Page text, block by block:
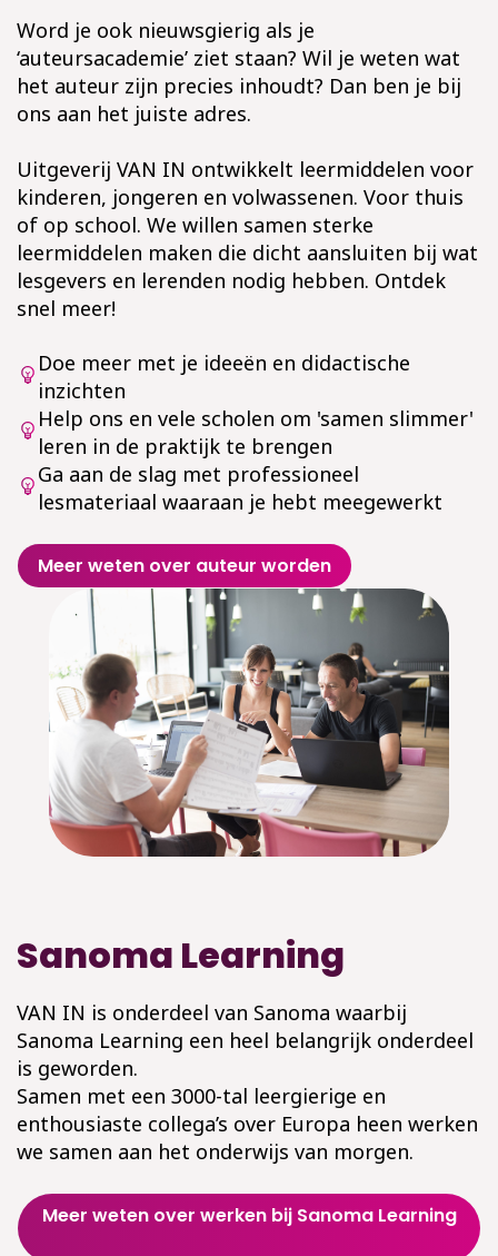
Word je ook nieuwsgierig als je
‘auteursacademie’ ziet staan? Wil je weten wat
het auteur zijn precies inhoudt? Dan ben je bij
ons aan het juiste adres.
Uitgeverij VAN IN ontwikkelt leermiddelen voor
kinderen, jongeren en volwassenen. Voor thuis
of op school. We willen samen sterke
leermiddelen maken die dicht aansluiten bij wat
lesgevers en lerenden nodig hebben. Ontdek
snel meer!
Doe meer met je ideeën en didactische
inzichten
Help ons en vele scholen om 'samen slimmer'
leren in de praktijk te brengen
Ga aan de slag met professioneel
lesmateriaal waaraan je hebt meegewerkt
Meer weten over auteur worden
Sanoma Learning
VAN IN is onderdeel van Sanoma waarbij
Sanoma Learning een heel belangrijk onderdeel
is geworden.
Samen met een 3000-tal leergierige en
enthousiaste collega’s over Europa heen werken
we samen aan het onderwijs van morgen.
Meer weten over werken bij Sanoma Learning